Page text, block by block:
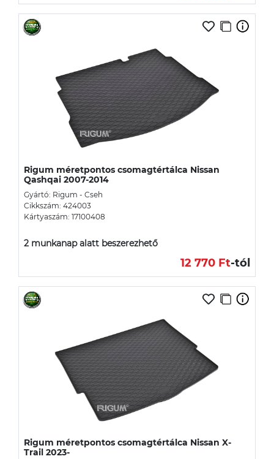
Rigum méretpontos csomagtértálca Nissan
Qashqai 2007-2014
Gyártó: Rigum - Cseh
Cikkszám: 424003
Kártyaszám: 17100408
2 munkanap alatt beszerezhető
12 770 Ft-tól
Rigum méretpontos csomagtértálca Nissan X-
Trail 2023-